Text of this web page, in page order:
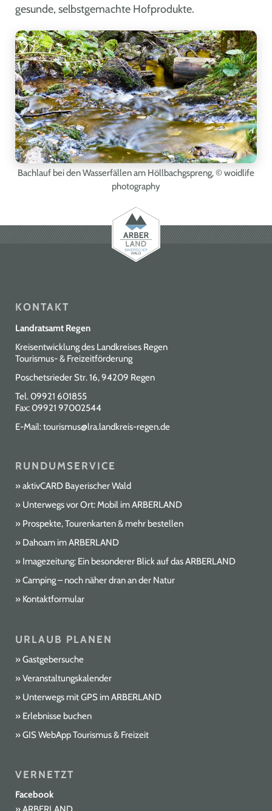
gesunde, selbstgemachte Hofprodukte.
Bachlauf bei den Wasserfällen am Höllbachgspreng,© woidlife
photography
KONTAKT
Landratsamt Regen
Kreisentwicklung des Landkreises Regen
Tourismus- & Freizeitförderung
Poschetsrieder Str. 16, 94209 Regen
Tel.09921 601855
Fax: 09921 97002544
E-Mail:tourismus@lra.landkreis-regen.de
RUNDUMSERVICE
aktivCARD Bayerischer Wald
Unterwegs vor Ort: Mobil im ARBERLAND
Prospekte, Tourenkarten & mehr bestellen
Dahoam im ARBERLAND
Imagezeitung: Ein besonderer Blick auf das ARBERLAND
Camping – noch näher dran an der Natur
Kontaktformular
URLAUB PLANEN
Gastgebersuche
Veranstaltungskalender
Unterwegs mit GPS im ARBERLAND
Erlebnisse buchen
GIS WebApp Tourismus & Freizeit
VERNETZT
Facebook